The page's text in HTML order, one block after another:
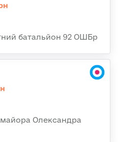
батальйон 92 ОШБр
Олександра